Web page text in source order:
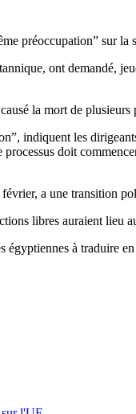
préoccupation” sur la
ont demandé,
la mort de
indiquent les
doit
a une transition
libres auraient lieu
à traduire